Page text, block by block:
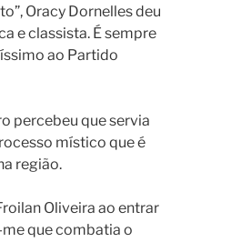
Oracy Dornelles deu
e classista. É sempre
ao Partido
percebeu que servia
místico que é
região.
Oliveira ao entrar
que combatia o